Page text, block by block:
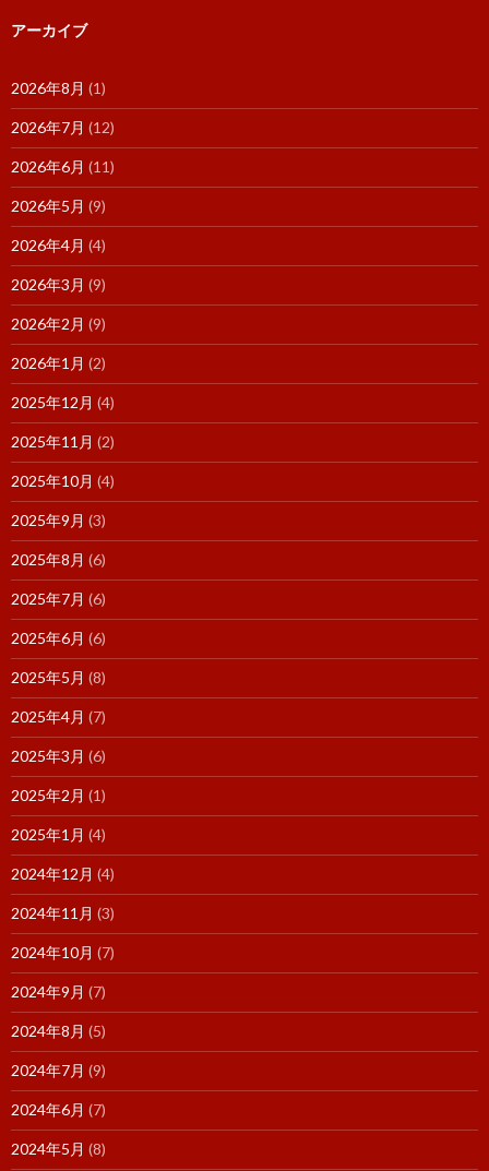
アーカイブ
2026年8月 (1)
2026年7月 (12)
2026年6月 (11)
2026年5月 (9)
2026年4月 (4)
2026年3月 (9)
2026年2月 (9)
2026年1月 (2)
2025年12月 (4)
2025年11月 (2)
2025年10月 (4)
2025年9月 (3)
2025年8月 (6)
2025年7月 (6)
2025年6月 (6)
2025年5月 (8)
2025年4月 (7)
2025年3月 (6)
2025年2月 (1)
2025年1月 (4)
2024年12月 (4)
2024年11月 (3)
2024年10月 (7)
2024年9月 (7)
2024年8月 (5)
2024年7月 (9)
2024年6月 (7)
2024年5月 (8)